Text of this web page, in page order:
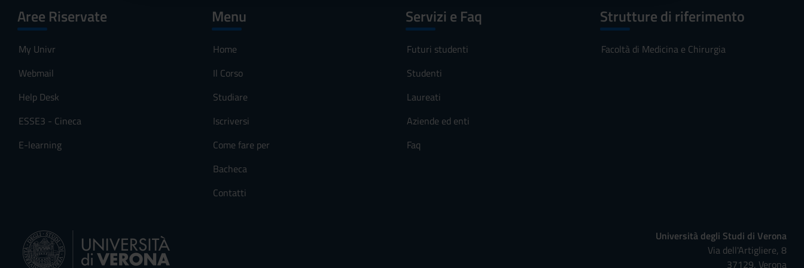
Aree Riservate
My Univr
Webmail
Help Desk
ESSE3 - Cineca
E-learning
Menu
Home
Il Corso
Studiare
Iscriversi
Come fare per
Bacheca
Contatti
Servizi e Faq
Futuri studenti
Studenti
Laureati
Aziende ed enti
Faq
Strutture di riferimento
Facoltà di Medicina e Chirurgia
Università degli Studi di Verona
Via dell'Artigliere, 8
37129, Verona